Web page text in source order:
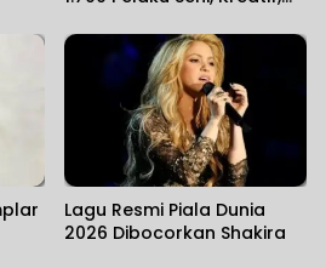
Hikayat Srikandi Nusantara
Lagu Resmi Piala Dunia
2026 Dibocorkan Shakira